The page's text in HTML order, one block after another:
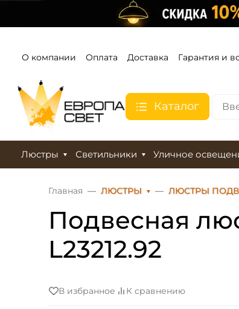
О компании Оплата Доставка Гарантия и
Каталог
Люстры Светильники Уличное
Главная ЛЮСТРЫ ЛЮСТРЫ
Подвесная
L23212.92
В избранное К сравнению